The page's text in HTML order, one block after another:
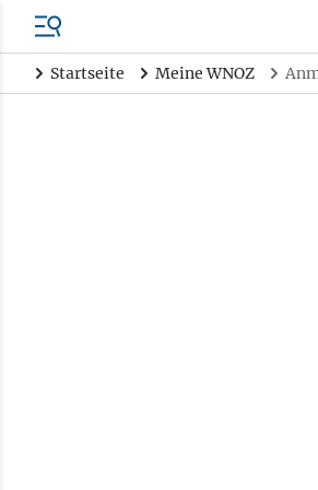
Startseite Meine WNOZ